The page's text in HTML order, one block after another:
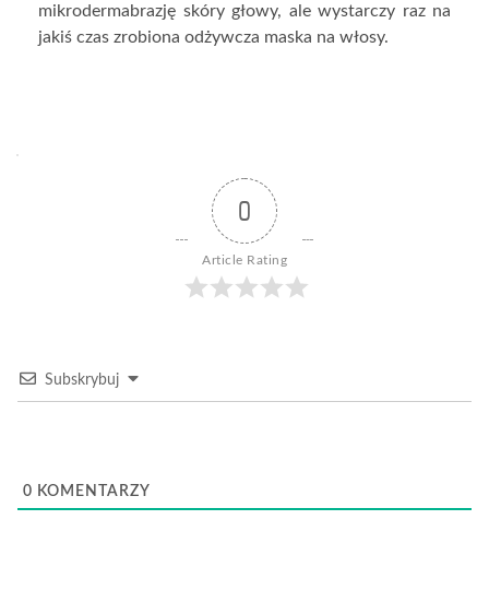
mikrodermabrazję skóry głowy, ale wystarczy raz na
jakiś czas zrobiona odżywcza maska na włosy.
0
Article Rating
Subskrybuj
0 KOMENTARZY